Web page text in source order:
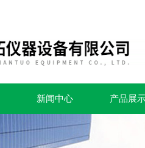
新闻中心 产品展